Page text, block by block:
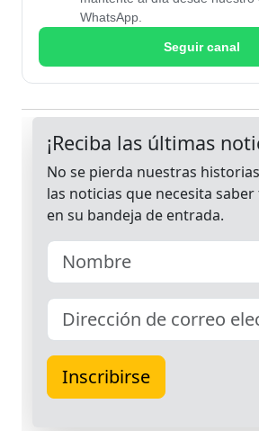
WhatsApp.
Seguir canal